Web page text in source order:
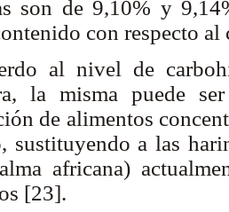
son de 9,10% y
con respecto
al nivel de
la misma puede
de alimentos
sustituyendo a las
africana)
[23].